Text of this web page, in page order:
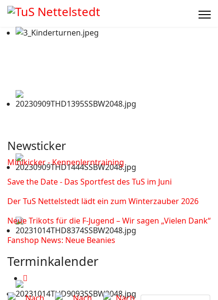
Newsticker
Minikicker - Kennenlerntraining
Save the Date - Das Sportfest des TuS im Juni
Der TuS Nettelstedt lädt ein zum Winterzauber 2026
Neue Trikots für die F-Jugend – Wir sagen „Vielen Dank“
Fanshop News: Neue Beanies
Terminkalender